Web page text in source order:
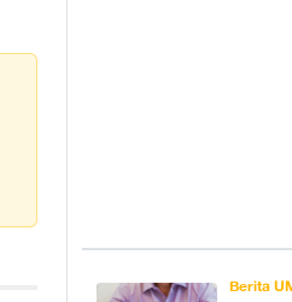
Berita